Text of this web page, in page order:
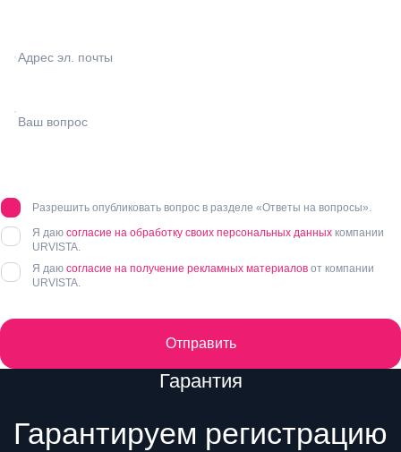
Разрешить опубликовать вопрос в разделе «Ответы на вопросы».
Я даю согласие на обработку своих персональных данных компании
URVISTA.
Я даю согласие на получение рекламных материалов от компании
URVISTA.
Отправить
Гарантия
Гарантируем регистрацию